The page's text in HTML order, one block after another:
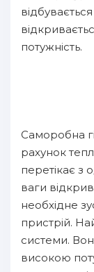
потужність.
Саморобна
рахунок
перетікає з
ваги
необхідне
пристрій.
системи.
високою